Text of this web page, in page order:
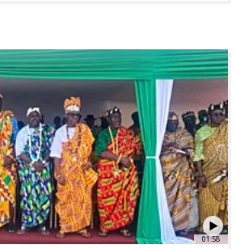
01:58